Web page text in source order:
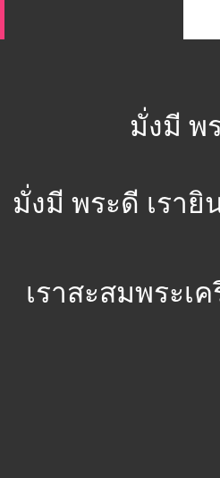
มั่งมี พ
มั่งมี พระดี เรา
เราสะสมพระเ